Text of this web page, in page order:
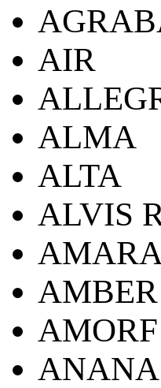
AIR
ALMA
ALTA
ALVIS
AMBER
AMORF